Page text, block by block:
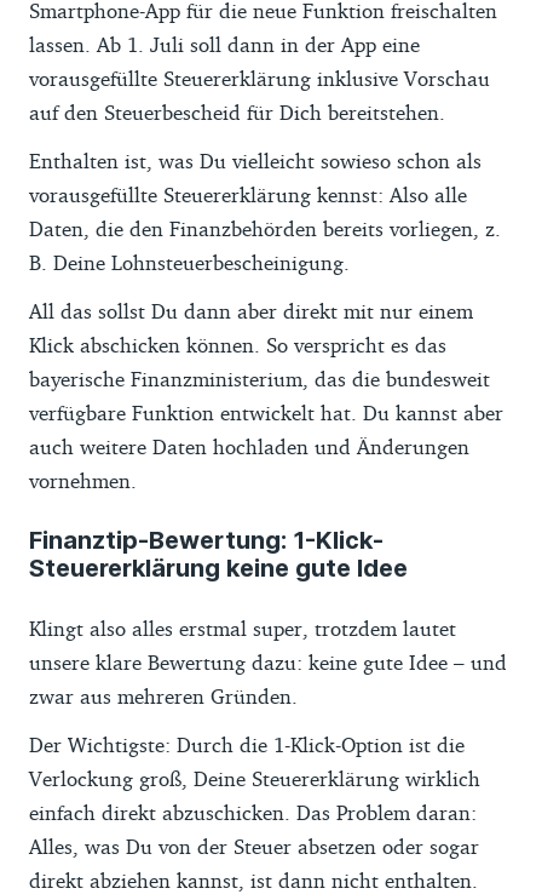
Smartphone-App für die neue Funktion freischalten
lassen. Ab 1. Juli soll dann in der App eine
vorausgefüllte Steuererklärung inklusive Vorschau
auf den Steuerbescheid für Dich bereitstehen.
Enthalten ist, was Du vielleicht sowieso schon als
vorausgefüllte Steuererklärung kennst: Also alle
Daten, die den Finanzbehörden bereits vorliegen, z.
B. Deine Lohnsteuerbescheinigung.
All das sollst Du dann aber direkt mit nur einem
Klick abschicken können. So verspricht es das
bayerische Finanzministerium, das die bundesweit
verfügbare Funktion entwickelt hat. Du kannst aber
auch weitere Daten hochladen und Änderungen
vornehmen.
Finanztip-Bewertung: 1-Klick-
Steuererklärung keine gute Idee
Klingt also alles erstmal super, trotzdem lautet
unsere klare Bewertung dazu: keine gute Idee – und
zwar aus mehreren Gründen.
Der Wichtigste: Durch die 1-Klick-Option ist die
Verlockung groß, Deine Steuererklärung wirklich
einfach direkt abzuschicken. Das Problem daran:
Alles, was Du von der Steuer absetzen oder sogar
direkt abziehen kannst, ist dann nicht enthalten.